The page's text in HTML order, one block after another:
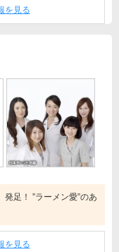
を見る
足！ ”ラーメン愛”のあ
を見る